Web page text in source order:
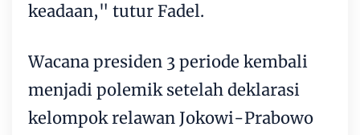
keadaan," tutur Fadel.
Wacana presiden 3 periode kembali
menjadi polemik setelah deklarasi
kelompok relawan Jokowi-Prabowo